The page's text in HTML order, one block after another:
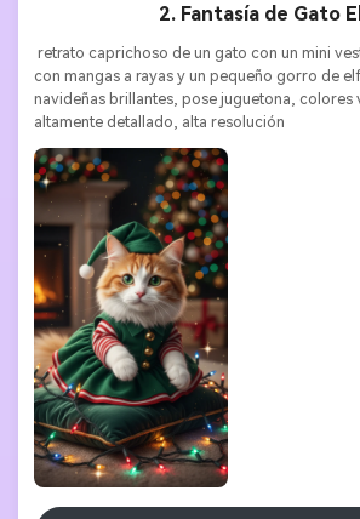
2. Fantasía de Gato
retrato caprichoso de un gato con un mini
con mangas a rayas y un pequeño gorro de
navideñas brillantes, pose juguetona, colores